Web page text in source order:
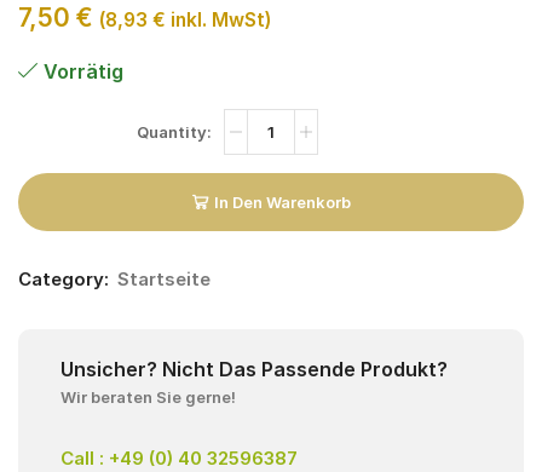
7,50 € (8,93 € inkl. MwSt)
Vorrätig
In Den Warenkorb
Category: Startseite
Unsicher? Nicht Das Passende Produkt?
Wir beraten Sie gerne!
Call : +49 (0) 40 32596387